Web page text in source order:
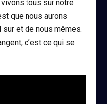
tous sur notre
que nous aurons
sur et de nous mêmes.
c’est ce qui se